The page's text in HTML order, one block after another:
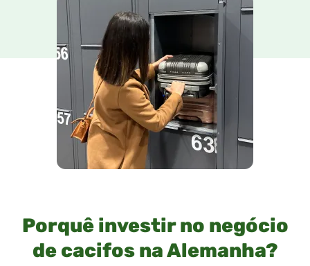
Porquê investir no negócio
de cacifos na Alemanha?